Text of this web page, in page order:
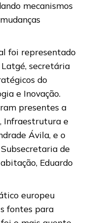
mecanismos
foi representado
secretária
do
e Inovação.
presentes a
Infraestrutura e
Ávila, e o
de
Eduardo
europeu
fontes para